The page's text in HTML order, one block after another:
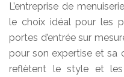
L’entreprise de
le choix idéal pour les
portes d’entrée sur
pour son expertise et sa
reflètent le style et les